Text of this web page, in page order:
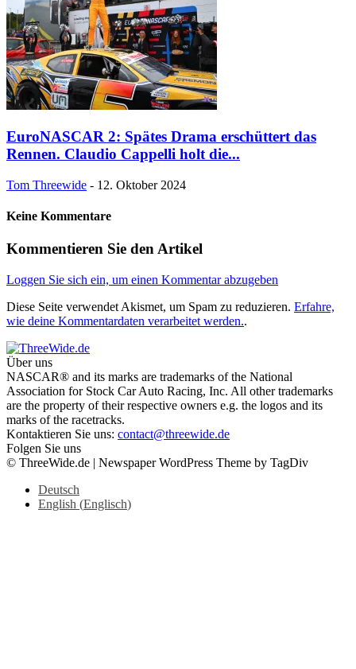
EuroNASCAR 2: Spätes Drama erschüttert das
Rennen. Claudio Cappelli holt die...
Tom Threewide - 12. Oktober 2024
Keine Kommentare
Kommentieren Sie den Artikel
Loggen Sie sich ein, um einen Kommentar abzugeben
Diese Seite verwendet Akismet, um Spam zu reduzieren. Erfahre,
wie deine Kommentardaten verarbeitet werden..
Über uns
NASCAR® and its marks are trademarks of the National
Association for Stock Car Auto Racing, Inc. All other trademarks
are the property of their respective owners e.g. the logos and its
marks of the racetracks.
Kontaktieren Sie uns: contact@threewide.de
Folgen Sie uns
© ThreeWide.de | Newspaper WordPress Theme by TagDiv
Deutsch
English (Englisch)